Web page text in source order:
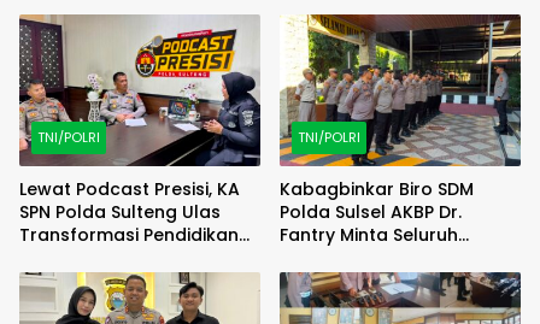
KEJATI Lampung
Berhasil Diamankan
TNI/POLRI
Lewat Podcast Presisi, KA
SPN Polda Sulteng Ulas
Transformasi Pendidikan
TNI/POLRI
Kabagbinkar Biro SDM
Polda Sulsel AKBP Dr.
Fantry Minta Seluruh
Debu